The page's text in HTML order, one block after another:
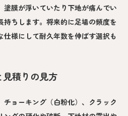
塗膜が浮いていたり下地が痛んでい
持ちします。将来的に足場の頻度を
様にして耐久年数を伸ばす選択も
積りの見方
ョーキング（白粉化）、クラック